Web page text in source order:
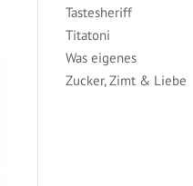
Tastesheriff
Titatoni
Was eigenes
Zucker, Zimt & Liebe